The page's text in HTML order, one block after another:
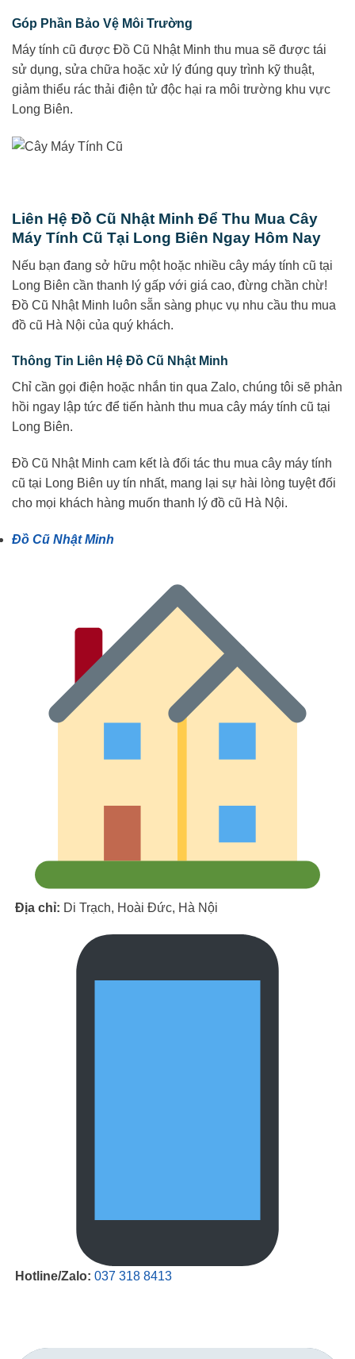
Góp Phần Bảo Vệ Môi Trường
Máy tính cũ được Đồ Cũ Nhật Minh thu mua sẽ được tái
sử dụng, sửa chữa hoặc xử lý đúng quy trình kỹ thuật,
giảm thiểu rác thải điện tử độc hại ra môi trường khu vực
Long Biên.
Liên Hệ Đồ Cũ Nhật Minh Để Thu Mua Cây
Máy Tính Cũ Tại Long Biên Ngay Hôm Nay
Nếu bạn đang sở hữu một hoặc nhiều cây máy tính cũ tại
Long Biên cần thanh lý gấp với giá cao, đừng chần chừ!
Đồ Cũ Nhật Minh luôn sẵn sàng phục vụ nhu cầu thu mua
đồ cũ Hà Nội của quý khách.
Thông Tin Liên Hệ Đồ Cũ Nhật Minh
Chỉ cần gọi điện hoặc nhắn tin qua Zalo, chúng tôi sẽ phản
hồi ngay lập tức để tiến hành thu mua cây máy tính cũ tại
Long Biên.
Đồ Cũ Nhật Minh cam kết là đối tác thu mua cây máy tính
cũ tại Long Biên uy tín nhất, mang lại sự hài lòng tuyệt đối
cho mọi khách hàng muốn thanh lý đồ cũ Hà Nội.
Đồ Cũ Nhật Minh
Địa chỉ: Di Trạch, Hoài Đức, Hà Nội
Hotline/Zalo: 037 318 8413